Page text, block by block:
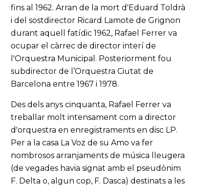
fins al 1962. Arran de la mort d'Eduard Toldrà
i del sostdirector Ricard Lamote de Grignon
durant aquell fatídic 1962, Rafael Ferrer va
ocupar el càrrec de director interí de
l'Orquestra Municipal. Posteriorment fou
subdirector de l’Orquestra Ciutat de
Barcelona entre 1967 i 1978.
Des dels anys cinquanta, Rafael Ferrer va
treballar molt intensament com a director
d'orquestra en enregistraments en disc LP.
Per a la casa La Voz de su Amo va fer
nombrosos arranjaments de música lleugera
(de vegades havia signat amb el pseudònim
F. Delta o, algun cop, F. Dasca) destinats a les